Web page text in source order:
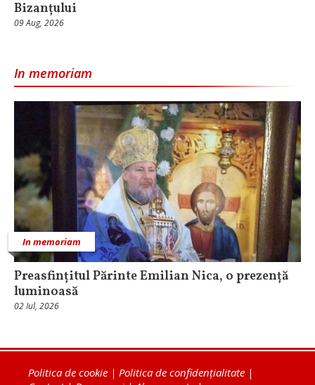
Bizanțului
09 Aug, 2026
In memoriam
In memoriam
Preasfințitul Părinte Emilian Nica, o prezență
luminoasă
02 Iul, 2026
Politica de cookie | Politica de confidențialitate |